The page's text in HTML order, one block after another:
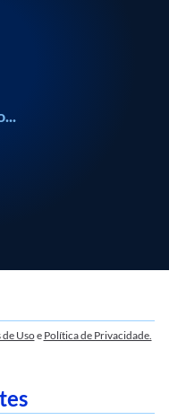
de Usoe Política de Privacidade.